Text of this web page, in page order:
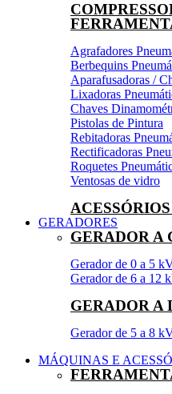
Agrafadores
Berbequins
Aparafusadoras /
Lixadoras
Chaves
Pistolas de Pintura
Rebitadoras
Rectificadoras
Roquetes
Ventosas de vidro
GERADORES
GERADOR A
Gerador de 0 a 5
Gerador de 6 a 12
GERADOR A
Gerador de 5 a 8
MÁQUINAS E